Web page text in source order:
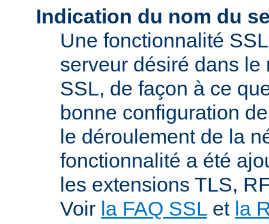
Indication du nom du
Une fonctionnalité
serveur désiré dans
SSL, de façon à ce
bonne configuration
le déroulement de la
fonctionnalité a été
les extensions TLS,
Voir la FAQ SSL et la